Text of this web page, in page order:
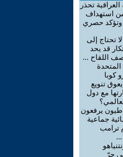
تحذر
استهداف
وتؤكد حصري
تحتاج إلى
قد يحد
اللقاح ...
المتحدة
كوبا
تنويع
مع دول
يرفعون
جماعية
جرّ